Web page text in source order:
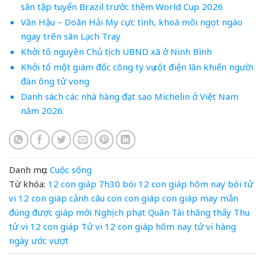
sân tập tuyển Brazil trước thềm World Cup 2026
Văn Hậu – Doãn Hải My cực tình, khoá môi ngọt ngào
ngay trên sân Lạch Tray
Khởi tố nguyên Chủ tịch UBND xã ở Ninh Bình
Khởi tố một giám đốc công ty vụ cột điện lăn khiến người
đàn ông tử vong
Danh sách các nhà hàng đạt sao Michelin ở Việt Nam
năm 2026
Danh mục: Cuộc sống
Từ khóa: 12 con giáp 7h30 bói 12 con giáp hôm nay bói tử
vi 12 con giáp cảnh câu con con giáp con giáp may mắn
đúng được giáp mới Nghịch phạt Quân Tài thăng thấy Thu
tử vi 12 con giáp Tử vi 12 con giáp hôm nay tử vi hàng
ngày ước vượt